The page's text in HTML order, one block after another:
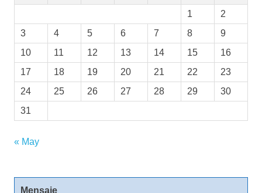
1
2
3
4 5 6 7 8
9
10
11 12 13 14 15
16
17
18 19 20 21 22
23
24
25 26 27 28 29
30
31
« May
Mensaje